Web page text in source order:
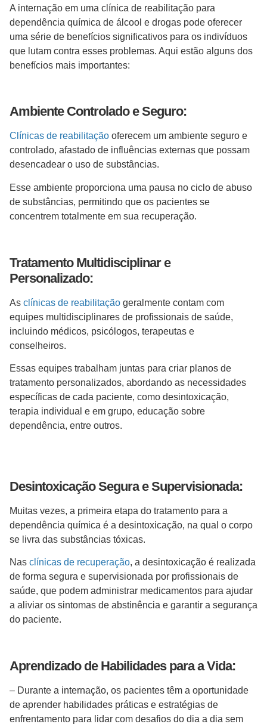
A internação em uma clínica de reabilitação para
dependência química de álcool e drogas pode oferecer
uma série de benefícios significativos para os indivíduos
que lutam contra esses problemas. Aqui estão alguns dos
benefícios mais importantes:
Ambiente Controlado e Seguro:
Clínicas de reabilitação oferecem um ambiente seguro e
controlado, afastado de influências externas que possam
desencadear o uso de substâncias.
Esse ambiente proporciona uma pausa no ciclo de abuso
de substâncias, permitindo que os pacientes se
concentrem totalmente em sua recuperação.
Tratamento Multidisciplinar e
Personalizado:
As clínicas de reabilitação geralmente contam com
equipes multidisciplinares de profissionais de saúde,
incluindo médicos, psicólogos, terapeutas e
conselheiros.
Essas equipes trabalham juntas para criar planos de
tratamento personalizados, abordando as necessidades
específicas de cada paciente, como desintoxicação,
terapia individual e em grupo, educação sobre
dependência, entre outros.
Desintoxicação Segura e Supervisionada:
Muitas vezes, a primeira etapa do tratamento para a
dependência química é a desintoxicação, na qual o corpo
se livra das substâncias tóxicas.
Nas clínicas de recuperação, a desintoxicação é realizada
de forma segura e supervisionada por profissionais de
saúde, que podem administrar medicamentos para ajudar
a aliviar os sintomas de abstinência e garantir a segurança
do paciente.
Aprendizado de Habilidades para a Vida:
– Durante a internação, os pacientes têm a oportunidade
de aprender habilidades práticas e estratégias de
enfrentamento para lidar com desafios do dia a dia sem